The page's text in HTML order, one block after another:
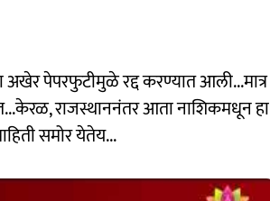
अखेर पेपरफुटीमुळे रद्द करण्यात आली...मात्र
राजस्थाननंतर आता नाशिकमधून हा
समोर येतेय...